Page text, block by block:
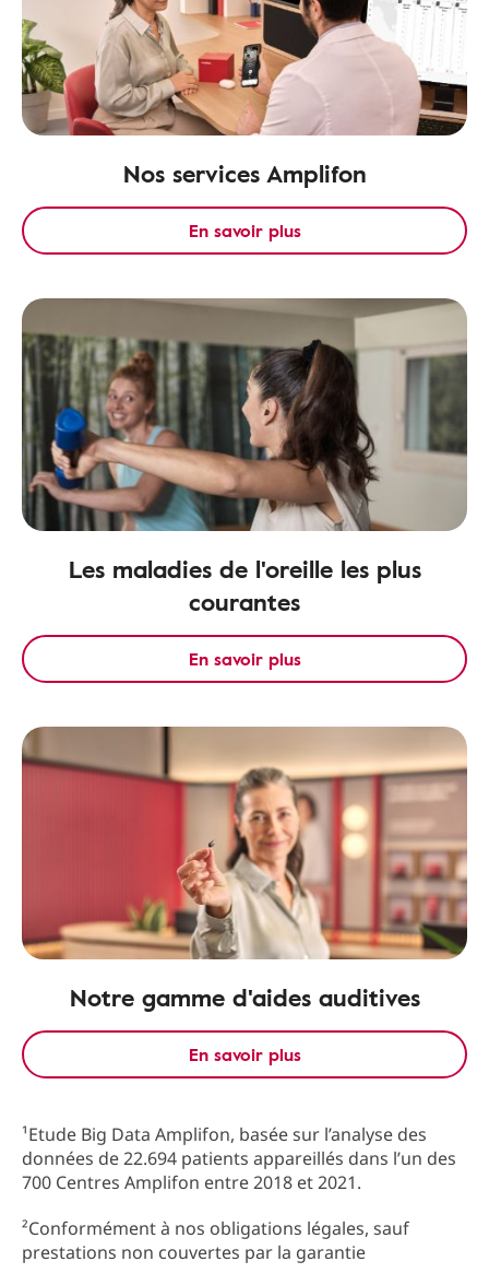
Nos services Amplifon
En savoir plus
Les maladies de l'oreille les plus
courantes
En savoir plus
Notre gamme d'aides auditives
En savoir plus
¹Etude Big Data Amplifon, basée sur l’analyse des
données de 22.694 patients appareillés dans l’un des
700 Centres Amplifon entre 2018 et 2021.
²Conformément à nos obligations légales, sauf
prestations non couvertes par la garantie